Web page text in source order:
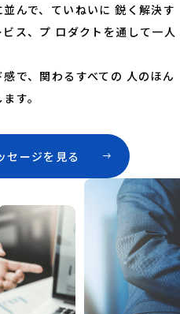
んで、ていねいに 鋭く解決す
ス、プ ロダクトを通して一人
で、関わるすべての 人のほん
す。
セージを見る